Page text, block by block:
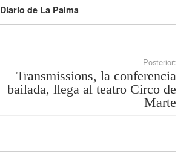
Diario de La Palma
Posterior:
Transmissions, la conferencia
bailada, llega al teatro Circo de
Marte